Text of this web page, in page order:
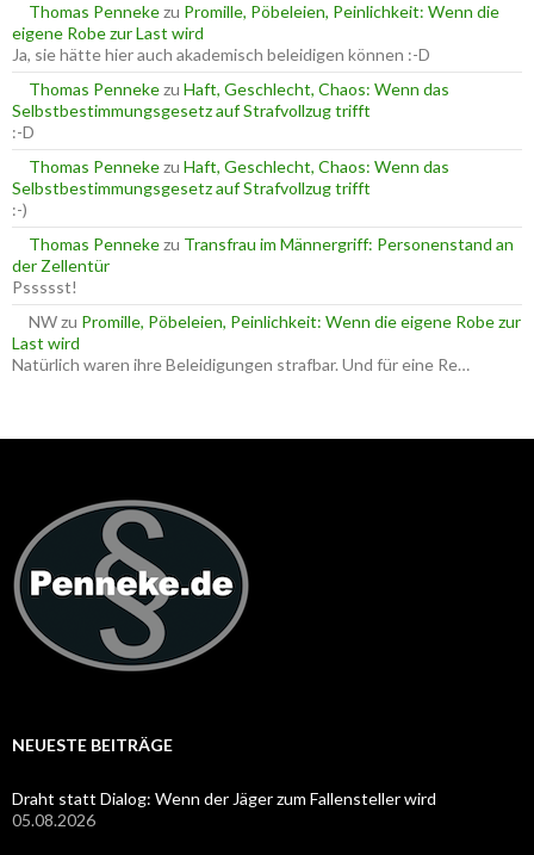
c
h
:
Thomas Pennekezu Promille, Pöbeleien, Peinlichkeit: Wenn die
eigene Robe zur Last wird
Ja, sie hätte hier auch akademisch beleidigen können :-D
Thomas Pennekezu Haft, Geschlecht, Chaos: Wenn das
Selbstbestimmungsgesetz auf Strafvollzug trifft
:-D
Thomas Pennekezu Haft, Geschlecht, Chaos: Wenn das
Selbstbestimmungsgesetz auf Strafvollzug trifft
:-)
Thomas Pennekezu Transfrau im Männergriff: Personenstand an
der Zellentür
Pssssst!
NWzu Promille, Pöbeleien, Peinlichkeit: Wenn die eigene Robe zur
Last wird
Natürlich waren ihre Beleidigungen strafbar. Und für eine Re…
NEUESTE BEITRÄGE
Draht statt Dialog: Wenn der Jäger zum Fallensteller wird
05.08.2026